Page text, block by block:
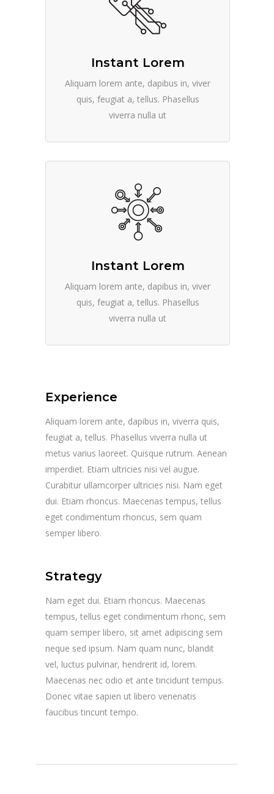
Instant Lorem
Aliquam lorem ante, dapibus in, viver
quis, feugiat a, tellus. Phasellus
viverra nulla ut
Instant Lorem
Aliquam lorem ante, dapibus in, viver
quis, feugiat a, tellus. Phasellus
viverra nulla ut
Experience
Aliquam lorem ante, dapibus in, viverra quis,
feugiat a, tellus. Phasellus viverra nulla ut
metus varius laoreet. Quisque rutrum. Aenean
imperdiet. Etiam ultricies nisi vel augue.
Curabitur ullamcorper ultricies nisi. Nam eget
dui. Etiam rhoncus. Maecenas tempus, tellus
eget condimentum rhoncus, sem quam
semper libero.
Strategy
Nam eget dui. Etiam rhoncus. Maecenas
tempus, tellus eget condimentum rhonc, sem
quam semper libero, sit amet adipiscing sem
neque sed ipsum. Nam quam nunc, blandit
vel, luctus pulvinar, hendrerit id, lorem.
Maecenas nec odio et ante tincidunt tempus.
Donec vitae sapien ut libero venenatis
faucibus tincunt tempo.